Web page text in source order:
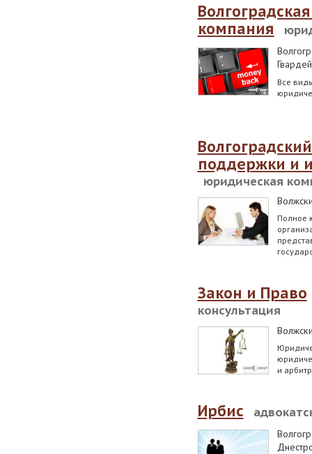
компания
Все
поддержки и
юридическая
Полное
Закон и Право
консультация
и
Ирбис